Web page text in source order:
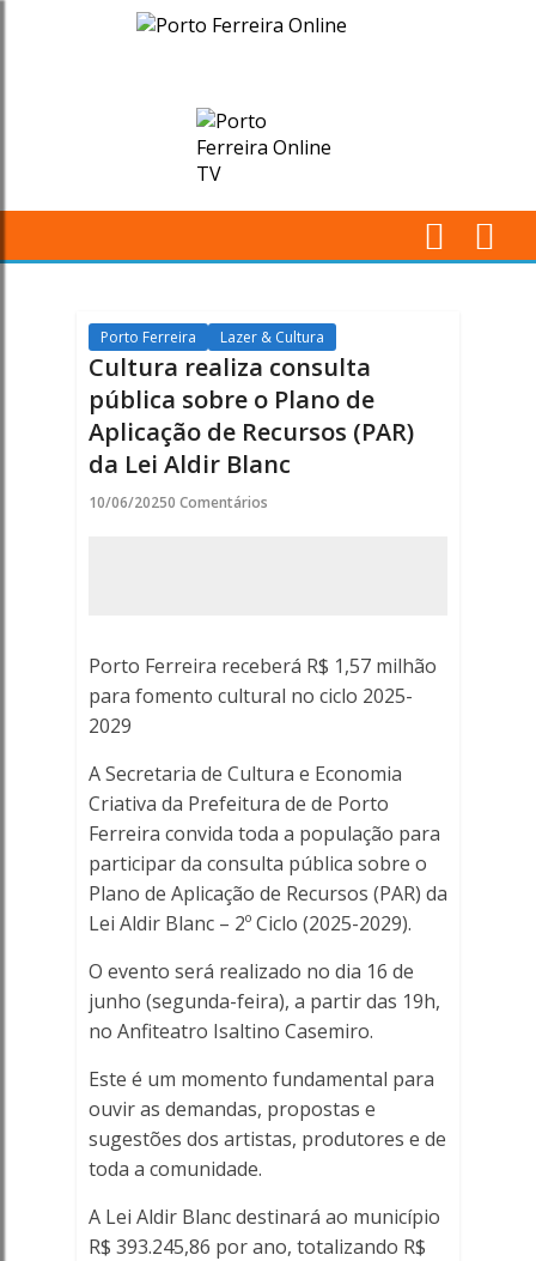
Cultura
consulta
pública
Plano
de
Aplicação
de
da
Lei
Aldir
Blanc
-
Porto
Ferreira
Online
-
Porto
Ferreira
Online
Porto Ferreira Lazer & Cultura
Cultura realiza consulta
pública sobre o Plano de
Aplicação de Recursos (PAR)
da Lei Aldir Blanc
10/06/20250 Comentários
Porto Ferreira receberá R$ 1,57 milhão
para fomento cultural no ciclo 2025-
2029
A Secretaria de Cultura e Economia
Criativa da Prefeitura de de Porto
Ferreira convida toda a população para
participar da consulta pública sobre o
Plano de Aplicação de Recursos (PAR) da
Lei Aldir Blanc – 2º Ciclo (2025-2029).
O evento será realizado no dia 16 de
junho (segunda-feira), a partir das 19h,
no Anfiteatro Isaltino Casemiro.
Este é um momento fundamental para
ouvir as demandas, propostas e
sugestões dos artistas, produtores e de
toda a comunidade.
A Lei Aldir Blanc destinará ao município
R$ 393.245,86 por ano, totalizando R$